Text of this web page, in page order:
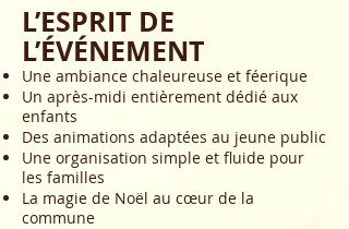
L’ESPRIT DE
L’ÉVÉNEMENT
Une ambiance chaleureuse et féerique
Un après-midi entièrement dédié aux
enfants
Des animations adaptées au jeune public
Une organisation simple et fluide pour
les familles
La magie de Noël au cœur de la
commune